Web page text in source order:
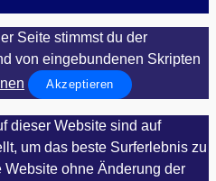
Seite stimmst du der
von eingebundenen Skripten
Akzeptieren
dieser Website sind auf
um das beste Surferlebnis zu
ohne Änderung der